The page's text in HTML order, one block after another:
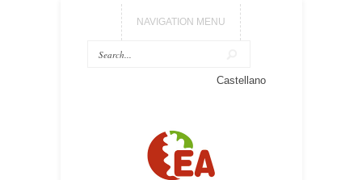
NAVIGATION MENU
Castellano